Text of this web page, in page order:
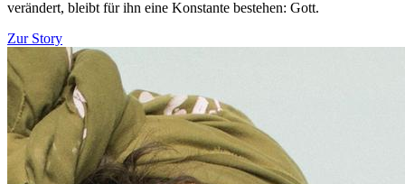
verändert, bleibt für ihn eine Konstante bestehen: Gott.
Zur Story